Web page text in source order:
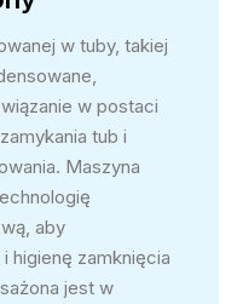
w tuby, takiej
w postaci
tub i
Maszyna
aby
higienę zamknięcia
jest w